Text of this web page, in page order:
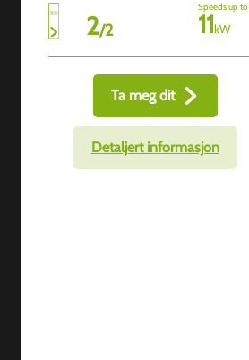
2/2
Speeds up to
11kW
Ta meg dit
Detaljert informasjon